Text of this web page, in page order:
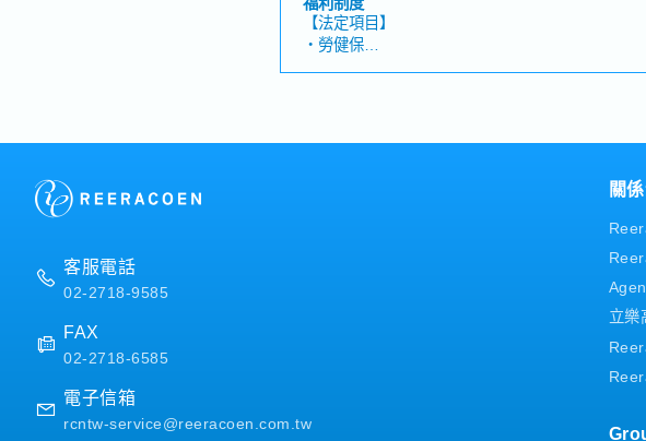
・員工餐廳
日本總公司、海外關係企業、既有客戶及新客戶之
理・透過Email進行訂單確認、交期調整及相關問題
國內外報價單製作與內容確認・客戶報價、帳款追
文件處理・進出口貿易業務及自由貿易港區相關事
其他主管交辦事項
【法定項目】
・勞健保
・年終平均1.5個月（依照公司與個人績效而定）
客服電話
02-2718-9585
FAX
02-2718-6585
電子信箱
rcntw-service@reeracoen.com.tw
關
立樂